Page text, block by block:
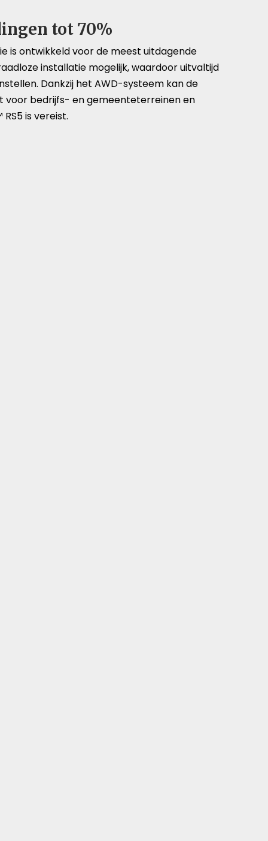
tot 70%
is ontwikkeld voor de meest uitdagende
installatie mogelijk, waardoor uitvaltijd
Dankzij het AWD-systeem kan de
voor bedrijfs- en gemeenteterreinen en
is vereist.